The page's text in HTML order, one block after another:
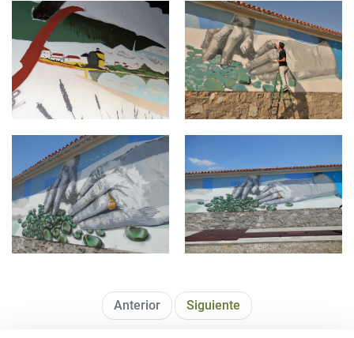
langarika1.jpg Jauregi6.jpg
jauregi3.jpg
Anterior Siguiente